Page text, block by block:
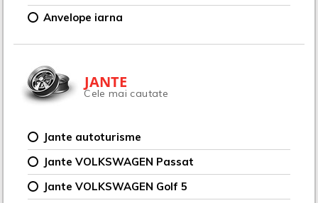
Anvelope iarna
JANTE
Cele mai cautate
Jante autoturisme
Jante VOLKSWAGEN Passat
Jante VOLKSWAGEN Golf 5